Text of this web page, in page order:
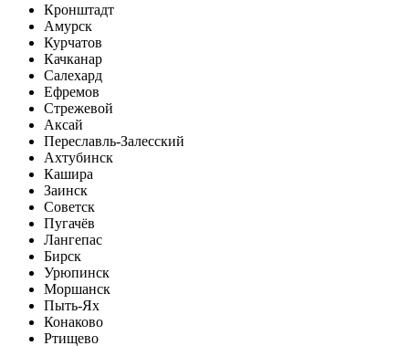
Кронштадт
Амурск
Курчатов
Качканар
Салехард
Ефремов
Стрежевой
Аксай
Переславль-Залесский
Ахтубинск
Кашира
Заинск
Советск
Пугачёв
Лангепас
Бирск
Урюпинск
Моршанск
Пыть-Ях
Конаково
Ртищево